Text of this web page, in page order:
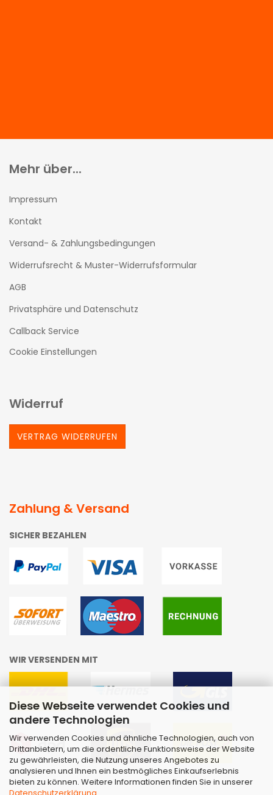
Diese Webseite verwendet Cookies und
andere Technologien
Wir verwenden Cookies und ähnliche Technologien, auch von
Drittanbietern, um die ordentliche Funktionsweise der Website
zu gewährleisten, die Nutzung unseres Angebotes zu
analysieren und Ihnen ein bestmögliches Einkaufserlebnis
bieten zu können. Weitere Informationen finden Sie in unserer
Datenschutzerklärung
Mehr über...
Impressum
Kontakt
Versand- & Zahlungsbedingungen
Widerrufsrecht & Muster-Widerrufsformular
AGB
Privatsphäre und Datenschutz
Callback Service
Cookie Einstellungen
Widerruf
VERTRAG WIDERRUFEN
Zahlung & Versand
SICHER BEZAHLEN
WIR VERSENDEN MIT